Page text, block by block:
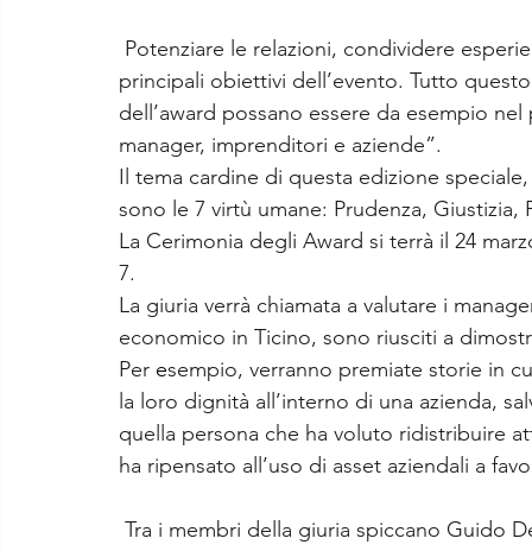
Potenziare le relazioni, condividere
principali obiettivi dell’evento. Tutto
dell’award possano essere da esempio
manager, imprenditori e aziende”.
Il tema cardine di questa edizione
sono le 7 virtù umane: Prudenza, Giustizia,
La Cerimonia degli Award si terrà il 24
7.
La giuria verrà chiamata a valutare i
economico in Ticino, sono riusciti a
Per esempio, verranno premiate storie in
la loro dignità all’interno di una azienda,
quella persona che ha voluto ridistribuire
ha ripensato all’uso di asset aziendali a
Tra i membri della giuria spiccano Guido